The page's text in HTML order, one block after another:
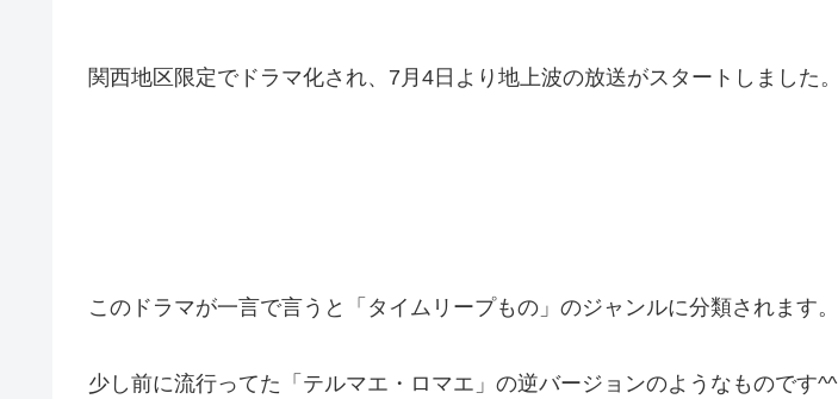
関西地区限定でドラマ化され、7月4日より地上波の放送がスタートしました。
このドラマが一言で言うと「タイムリープもの」のジャンルに分類されます。
少し前に流行ってた「テルマエ・ロマエ」の逆バージョンのようなものです^^